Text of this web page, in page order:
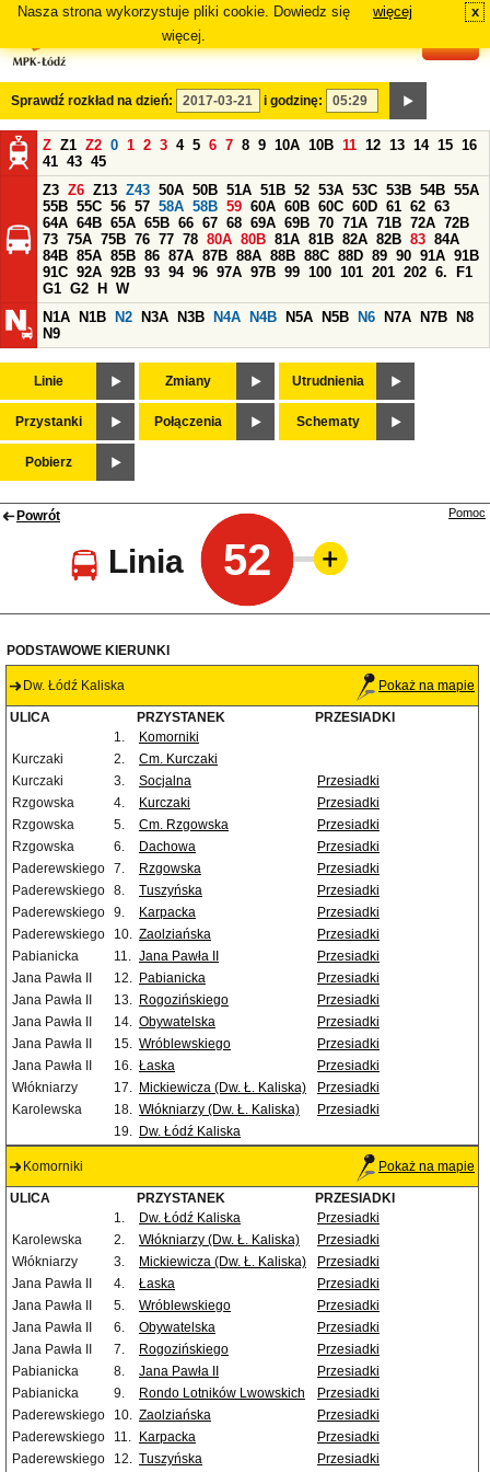
Nasza strona wykorzystuje pliki cookie. Dowiedz się
więcej.
więcej x
Sprawdź rozkład na dzień: i godzinę:
Z Z1 Z2 0 1 2 3 4 5 6 7 8 9 10A 10B 11 12 13 14 15 16
41 43 45
Z3 Z6 Z13 Z43 50A 50B 51A 51B 52 53A 53C 53B 54B 55A
55B 55C 56 57 58A 58B 59 60A 60B 60C 60D 61 62 63
64A 64B 65A 65B 66 67 68 69A 69B 70 71A 71B 72A 72B
73 75A 75B 76 77 78 80A 80B 81A 81B 82A 82B 83 84A
84B 85A 85B 86 87A 87B 88A 88B 88C 88D 89 90 91A 91B
91C 92A 92B 93 94 96 97A 97B 99 100 101 201 202 6.
F1
G1 G2 H
W
N1A
N1B N2 N3A N3B N4A N4B N5A N5B N6 N7A N7B
N8
N9
Linie Zmiany Utrudnienia
Przystanki Połączenia Schematy
Pobierz
Powrót
Linia 52
Pomoc
PODSTAWOWE KIERUNKI
Dw. Łódź Kaliska Pokaż na mapie
ULICA PRZYSTANEK
PRZESIADKI
1.
Komorniki
Kurczaki
2.
Cm. Kurczaki
Kurczaki
3. Socjalna
Przesiadki
Rzgowska
4. Kurczaki
Przesiadki
Rzgowska
5. Cm. Rzgowska
Przesiadki
Rzgowska
6. Dachowa
Przesiadki
Paderewskiego 7. Rzgowska
Przesiadki
Paderewskiego 8. Tuszyńska
Przesiadki
Paderewskiego 9. Karpacka
Przesiadki
Paderewskiego
10. Zaolziańska
Przesiadki
Pabianicka
11. Jana Pawła II
Przesiadki
Jana Pawła II
12. Pabianicka
Przesiadki
Jana Pawła II
13. Rogozińskiego
Przesiadki
Jana Pawła II
14. Obywatelska
Przesiadki
Jana Pawła II
15. Wróblewskiego
Przesiadki
Jana Pawła II
16. Łaska
Przesiadki
Włókniarzy
17. Mickiewicza (Dw. Ł. Kaliska)
Przesiadki
Karolewska
18. Włókniarzy (Dw. Ł. Kaliska)
Przesiadki
19. Dw. Łódź Kaliska
Komorniki Pokaż na mapie
ULICA PRZYSTANEK
PRZESIADKI
1.
Dw. Łódź Kaliska
Przesiadki
Karolewska
2. Włókniarzy (Dw. Ł. Kaliska)
Przesiadki
Włókniarzy
3. Mickiewicza (Dw. Ł. Kaliska)
Przesiadki
Jana Pawła II
4. Łaska
Przesiadki
Jana Pawła II
5. Wróblewskiego
Przesiadki
Jana Pawła II
6. Obywatelska
Przesiadki
Jana Pawła II
7. Rogozińskiego
Przesiadki
Pabianicka
8. Jana Pawła II
Przesiadki
Pabianicka
9. Rondo Lotników Lwowskich
Przesiadki
Paderewskiego
10. Zaolziańska
Przesiadki
Paderewskiego
11. Karpacka
Przesiadki
Paderewskiego
12. Tuszyńska Przesiadki